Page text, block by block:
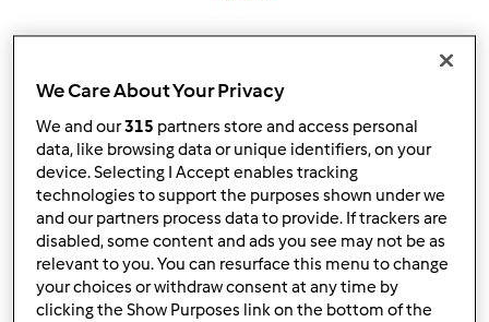
Accedio registratiper poter commentare
Anonimo (non verificato)
Dom, 02/02/2014 - 11:17
#2
benvenuta giusy91
We Care About Your Privacy
We and our315 partners store and access personal
data, like browsing data or unique identifiers, on your
device. Selecting I Accept enables tracking
technologies to support the purposes shown under we
and our partners process data to provide. If trackers are
disabled, some content and ads you see may not be as
relevant to you. You can resurface this menu to change
your choices or withdraw consent at any time by
clicking the Show Purposes link on the bottom of the